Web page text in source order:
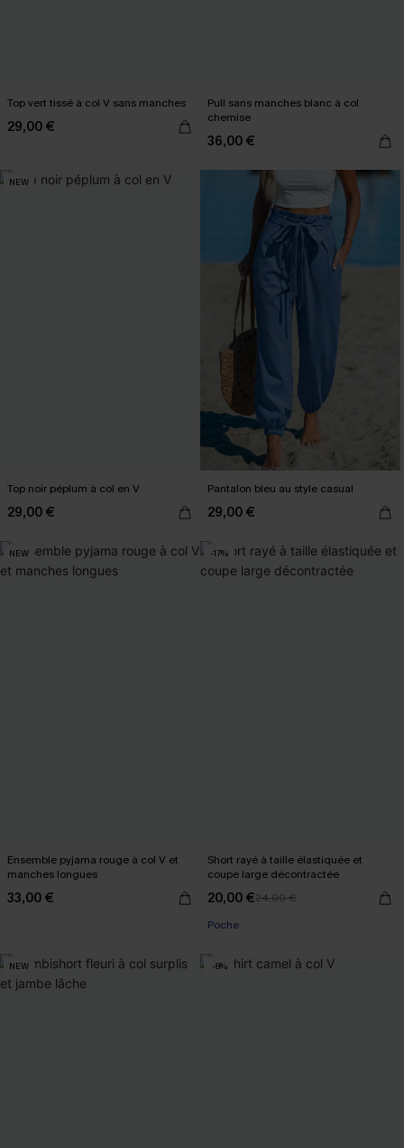
Top vert tissé à col V sans manches
29,00 €
Pull sans manches blanc à col
chemise
36,00 €
NEW
Top noir péplum à col en V
29,00 €
Pantalon bleu au style casual
29,00 €
NEW
Ensemble pyjama rouge à col V et
manches longues
33,00 €
-17%
Short rayé à taille élastiquée et
coupe large décontractée
20,00 €24,00 €
Poche
NEW -8%